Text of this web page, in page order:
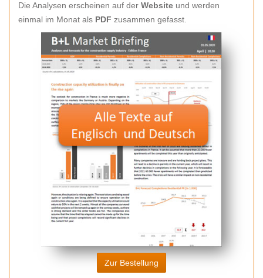
Die Analysen erscheinen auf der Website und werden
einmal im Monat als PDF zusammen gefasst.
Zur Bestellung